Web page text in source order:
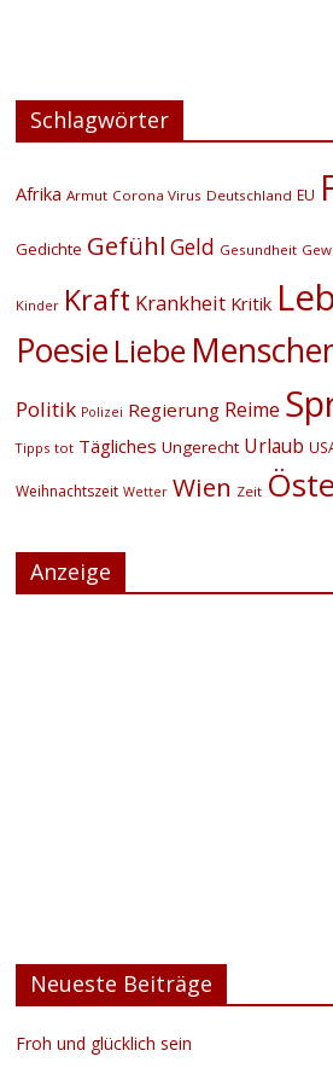
Schlagwörter
Afrika Armut Corona Virus Deutschland EU
Gedichte Gefühl Geld Gesundheit
Kinder Kraft Krankheit Kritik
Poesie Liebe
Politik Polizei Regierung Reime
Tipps tot Tägliches Ungerecht Urlaub
Weihnachtszeit Wetter Wien Zeit
Anzeige
Neueste Beiträge
Froh und glücklich sein